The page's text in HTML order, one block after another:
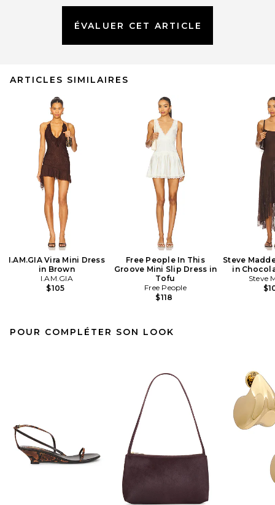
ÉVALUER CET ARTICLE
ARTICLES SIMILAIRES
I.AM.GIA Vira Mini Dress
in Brown
I.AM.GIA
$105
Free People In This
Groove Mini Slip Dress in
Tofu
Free People
$118
Steve
in
Steve
POUR COMPLÉTER SON LOOK